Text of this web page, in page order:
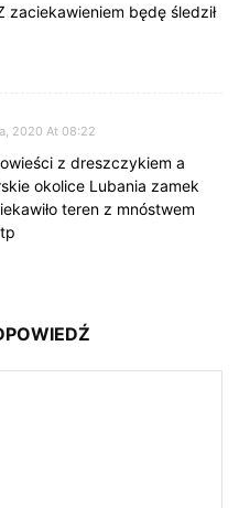
zaciekawieniem będę śledził
2020 At 08:22
z dreszczykiem a
okolice Lubania zamek
teren z mnóstwem